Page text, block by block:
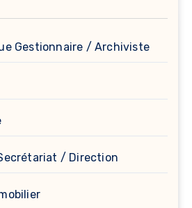
Gestionnaire / Archiviste
/ Direction